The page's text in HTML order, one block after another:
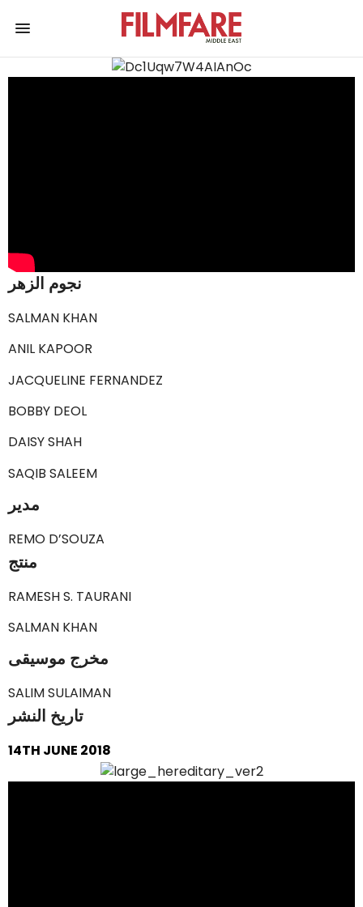
نجوم الزهر
SALMAN KHAN
ANIL KAPOOR
JACQUELINE FERNANDEZ
BOBBY DEOL
DAISY SHAH
SAQIB SALEEM
مدير
REMO D’SOUZA
منتج
RAMESH S. TAURANI
SALMAN KHAN
مخرج موسيقى
SALIM SULAIMAN
تاريخ النشر
14TH JUNE 2018